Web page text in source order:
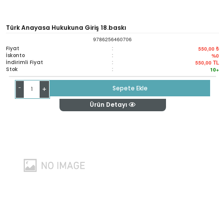
Türk Anayasa Hukukuna Giriş 18.baskı
9786256460706
Fiyat : 550,00 ₺
İskonto : %0
İndirimli Fiyat : 550,00 TL
Stok : 10+
- +
Sepete Ekle
Ürün Detayı